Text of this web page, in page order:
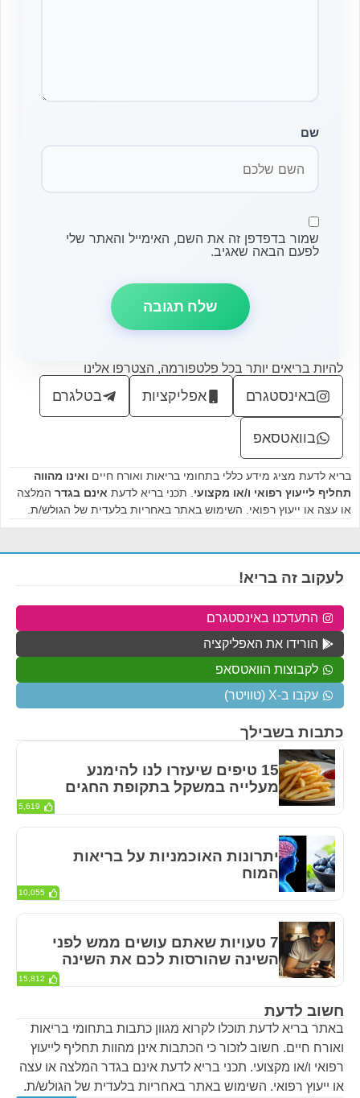
שם
שמור בדפדפן זה את השם, האימייל והאתר שלי
לפעם הבאה שאגיב.
להיות בריאים יותר בכל פלטפורמה, הצטרפו אלינו
באינסטגרם אפליקציות בטלגרם
בוואטסאפ
בריא לדעת מציג מידע כללי בתחומי בריאות ואורח חיים ואינו מהווה
תחליף לייעוץ רפואי ו/או מקצועי. תכני בריא לדעת אינם בגדר המלצה
או עצה או ייעוץ רפואי. השימוש באתר באחריות בלעדית של הגולש/ת.
חשוב לדעת
באתר בריא לדעת תוכלו לקרוא מגוון כתבות בתחומי בריאות
ואורח חיים. חשוב לזכור כי הכתבות אינן מהוות תחליף לייעוץ
רפואי ו/או מקצועי. תכני בריא לדעת אינם בגדר המלצה או עצה
או ייעוץ רפואי. השימוש באתר באחריות בלעדית של הגולש/ת.
כתבות בשבילך
15 טיפים שיעזרו לנו להימנע
מעלייה במשקל בתקופת החגים
5,619
יתרונות האוכמניות על בריאות
המוח
10,055
7 טעויות שאתם עושים ממש לפני
השינה שהורסות לכם את השינה
15,812
לעקוב זה בריא!
התעדכנו באינסטגרם
הורידו את האפליקציה
לקבוצות הוואטסאפ
עקבו ב-X (טוויטר)